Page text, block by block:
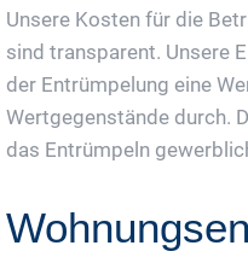
Unsere Kosten für die
sind transparent. Unsere
der Entrümpelung eine
Wertgegenstände durch.
das Entrümpeln